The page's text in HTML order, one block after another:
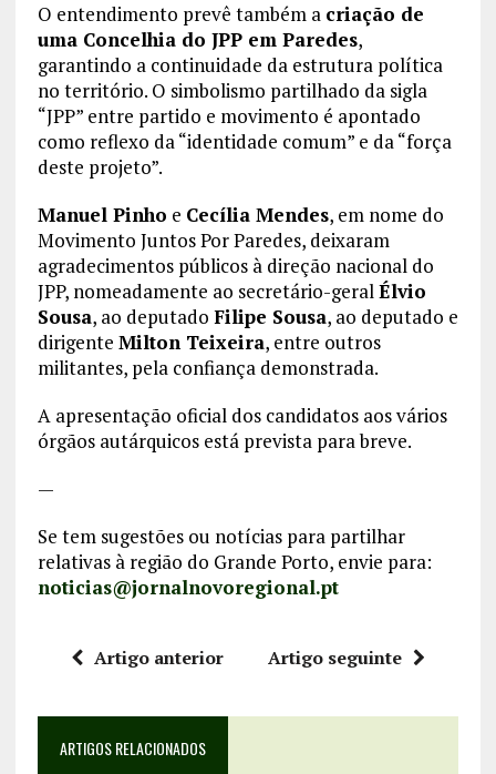
O entendimento prevê também a criação de
uma Concelhia do JPP em Paredes,
garantindo a continuidade da estrutura política
no território. O simbolismo partilhado da sigla
“JPP” entre partido e movimento é apontado
como reflexo da “identidade comum” e da “força
deste projeto”.
Manuel Pinho e Cecília Mendes, em nome do
Movimento Juntos Por Paredes, deixaram
agradecimentos públicos à direção nacional do
JPP, nomeadamente ao secretário-geralÉlvio
Sousa, ao deputado Filipe Sousa, ao deputado e
dirigente Milton Teixeira, entre outros
militantes, pela confiança demonstrada.
A apresentação oficial dos candidatos aos vários
órgãos autárquicos está prevista para breve.
—
Se tem sugestões ou notícias para partilhar
relativas à região do Grande Porto, envie para:
noticias@jornalnovoregional.pt
Artigo anterior Artigo seguinte
ARTIGOS RELACIONADOS